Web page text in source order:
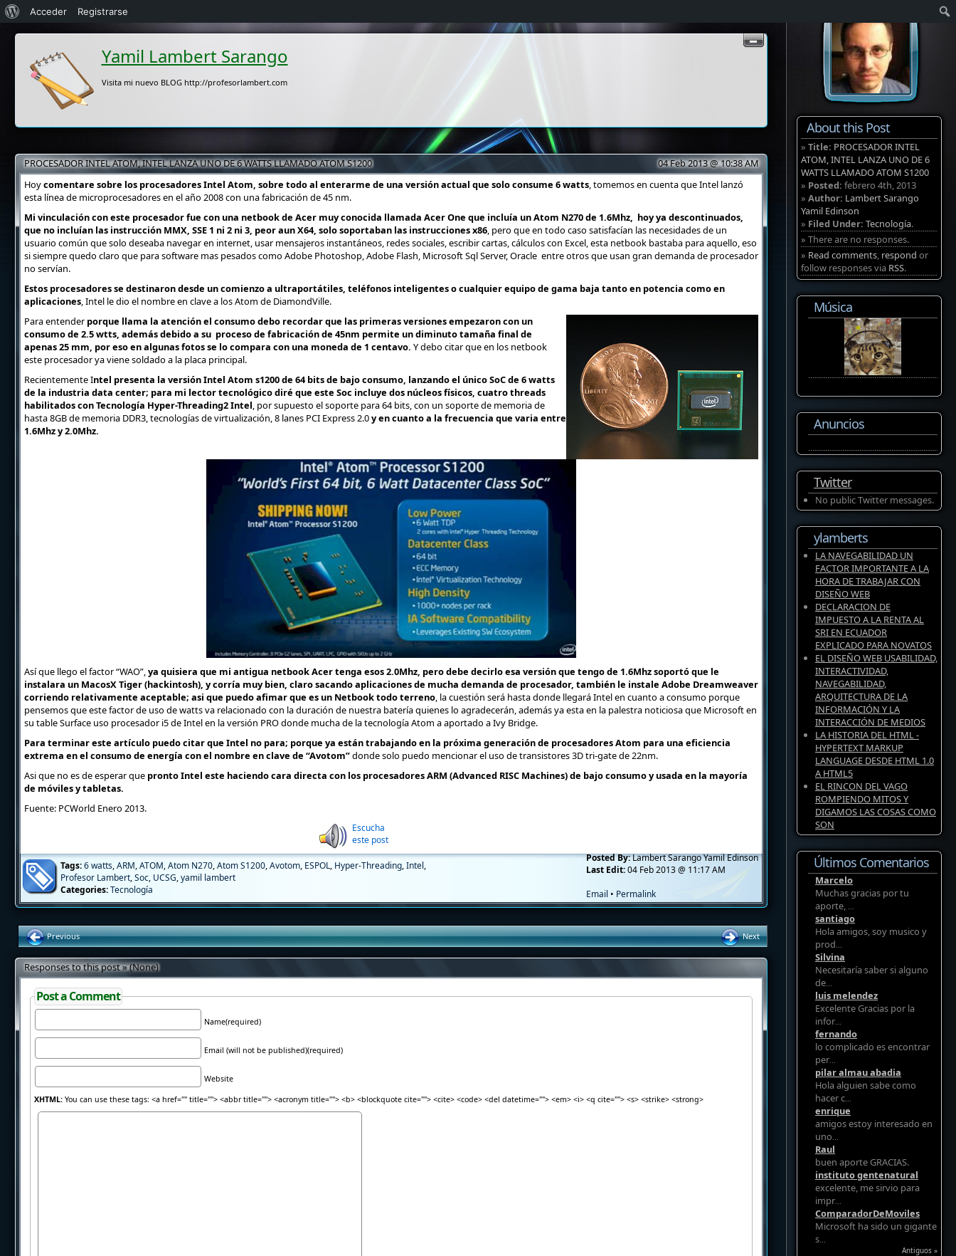
Yamil Lambert Sarango
Visita mi nuevo BLOG http://profesorlambert.com
PROCESADOR INTEL ATOM, INTEL LANZA UNO DE 6 WATTS LLAMADO ATOM S1200
04 Feb 2013 @ 10:38 AM
Hoycomentare sobre los procesadores Intel Atom, sobre todo al enterarme de una versión actual que solo consume 6 watts, tomemos en cuenta que Intel lanzó
esta línea de microprocesadores en el año 2008 con una fabricación de 45 nm.
Mi vinculación con este procesador fue con una netbook de Acer muy conocida llamada Acer One que incluía un Atom N270 de 1.6Mhz, hoy ya descontinuados,
que no incluían las instrucción MMX, SSE 1 ni 2 ni 3, peor aun X64, solo soportaban las instrucciones x86, pero que en todo caso satisfacían las necesidades de un
usuario común que solo deseaba navegar en internet, usar mensajeros instantáneos, redes sociales, escribir cartas, cálculos con Excel, esta netbook bastaba para aquello, eso
si siempre quedo claro que para software mas pesados como Adobe Photoshop, Adobe Flash, Microsoft Sql Server, Oracle entre otros que usan gran demanda de procesador
no servían.
Estos procesadores se destinaron desde un comienzo a ultraportátiles, teléfonos inteligentes o cualquier equipo de gama baja tanto en potencia como en
aplicaciones, Intel le dio el nombre en clave a los Atom de DiamondVille.
Para entender porque llama la atención el consumo debo recordar que las primeras versiones empezaron con un
consumo de 2.5 wtts, además debido a su proceso de fabricación de 45nm permite un diminuto tamaña final de
apenas 25 mm, por eso en algunas fotos se lo compara con una moneda de 1 centavo. Y debo citar que en los netbook
este procesador ya viene soldado a la placa principal.
Recientemente Intel presenta la versión Intel Atom s1200 de 64 bits de bajo consumo, lanzando el único SoC de 6 watts
de la industria data center; para mi lector tecnológico diré que este Soc incluye dos núcleos físicos, cuatro threads
habilitados con Tecnología Hyper-Threading2 Intel, por supuesto el soporte para 64 bits, con un soporte de memoria de
hasta 8GB de memoria DDR3, tecnologías de virtualización, 8 lanes PCI Express 2.0y en cuanto a la frecuencia que varia entre
1.6Mhz y 2.0Mhz.
Así que llego el factor “WAO”,ya quisiera que mi antigua netbook Acer tenga esos 2.0Mhz, pero debe decirlo esa versión que tengo de 1.6Mhz soportó que le
instalara un MacosX Tiger (hackintosh), y corría muy bien, claro sacando aplicaciones de mucha demanda de procesador, también le instale Adobe Dreamweaver
corriendo relativamente aceptable; asi que puedo afimar que es un Netbook todo terreno, la cuestión será hasta donde llegará Intel en cuanto a consumo porque
pensemos que este factor de uso de watts va relacionado con la duración de nuestra batería quienes lo agradecerán, además ya esta en la palestra noticiosa que Microsoft en
su table Surface uso procesador i5 de Intel en la versión PRO donde mucha de la tecnología Atom a aportado a Ivy Bridge.
Para terminar este artículo puedo citar que Intel no para; porque ya están trabajando en la próxima generación de procesadores Atom para una eficiencia
extrema en el consumo de energía con el nombre en clave de “Avotom”donde solo puedo mencionar el uso de transistores 3D tri-gate de 22nm.
Asi que no es de esperar que pronto Intel este haciendo cara directa con los procesadores ARM (Advanced RISC Machines) de bajo consumo y usada en la mayoría
de móviles y tabletas.
Fuente: PCWorld Enero 2013.
Escucha
este post
Posted By:Lambert Sarango Yamil Edinson
Last Edit:04 Feb 2013 @ 11:17 AM
Email • Permalink
Tags:6 watts,ARM,ATOM,Atom N270,Atom S1200,Avotom, ESPOL, Hyper-Threading,Intel,
Profesor Lambert,Soc, UCSG,yamil lambert
Categories: Tecnología
Previous Next
Responses to this post » (None)
Post a Comment
Name(required)
Email (will not be published)(required)
Website
XHTML:You can use these tags: <a href="" title=""> <abbr title=""> <acronym title=""> <b> <blockquote cite=""> <cite> <code> <del datetime=""> <em> <i> <q cite=""> <s> <strike> <strong>
About this Post
» Title: PROCESADOR INTEL
ATOM, INTEL LANZA UNO DE 6
WATTS LLAMADO ATOM S1200
» Posted: febrero 4th, 2013
» Author: Lambert Sarango
Yamil Edinson
» Filed Under: Tecnología.
» There are no responses.
» Read comments, respond or
follow responses via RSS.
Música
Anuncios
Twitter
No public Twitter messages.
ylamberts
LA NAVEGABILIDAD UN
FACTOR IMPORTANTE A LA
HORA DE TRABAJAR CON
DISEÑO WEB
DECLARACION DE
IMPUESTO A LA RENTA AL
SRI EN ECUADOR
EXPLICADO PARA NOVATOS
EL DISEÑO WEB USABILIDAD,
INTERACTIVIDAD,
NAVEGABILIDAD,
ARQUITECTURA DE LA
INFORMACIÓN Y LA
INTERACCIÓN DE MEDIOS
LA HISTORIA DEL HTML -
HYPERTEXT MARKUP
LANGUAGE DESDE HTML 1.0
A HTML5
EL RINCON DEL VAGO
ROMPIENDO MITOS Y
DIGAMOS LAS COSAS COMO
SON
Últimos Comentarios
Marcelo
Muchas gracias por tu
aporte, ...
santiago
Hola amigos, soy musico y
prod...
Silvina
Necesitaría saber si alguno
de...
luis melendez
Excelente Gracias por la
infor...
fernando
lo complicado es encontrar
per...
pilar almau abadia
Hola alguien sabe como
hacer c...
enrique
amigos estoy interesado en
uno...
Raul
buen aporte GRACIAS.
instituto gentenatural
excelente, me sirvio para
impr...
ComparadorDeMoviles
Microsoft ha sido un gigante
s...
Antiguos »
Acerca
de
WordPress
Acceder Registrarse